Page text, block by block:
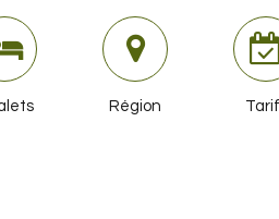
Région